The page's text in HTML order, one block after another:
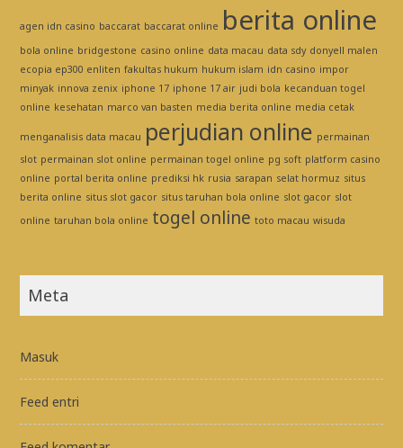
agen idn casino baccarat baccarat online berita online
bola online bridgestone casino online data macau data sdy donyell malen
ecopia ep300 enliten fakultas hukum hukum islam idn casino impor
minyak innova zenix iphone 17 iphone 17 air judi bola kecanduan togel
online kesehatan marco van basten media berita online media cetak
menganalisis data macau perjudian online permainan
slot permainan slot online permainan togel online pg soft platform casino
online portal berita online prediksi hk rusia sarapan selat hormuz situs
berita online situs slot gacor situs taruhan bola online slot gacor slot
online taruhan bola online togel online toto macau wisuda
Meta
Masuk
Feed entri